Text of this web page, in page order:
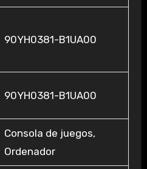
‎90YH0381-B1UA00
‎90YH0381-B1UA00
‎Consola de juegos,
Ordenador